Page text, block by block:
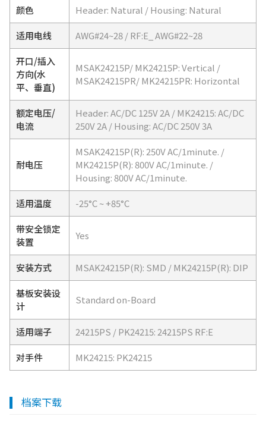
颜色 Header: Natural / Housing: Natural
适用电线 AWG#24~28 / RF:E_ AWG#22~28
开口/插入
方向(水
平、垂直)
MSAK24215P/ MK24215P: Vertical /
MSAK24215PR/ MK24215PR: Horizontal
额定电压/
电流
Header: AC/DC 125V 2A / MK24215: AC/DC
250V 2A / Housing: AC/DC 250V 3A
耐电压
MSAK24215P(R): 250V AC/1minute. /
MK24215P(R): 800V AC/1minute. /
Housing: 800V AC/1minute.
适用温度 -25°C ~ +85°C
带安全锁定
装置
Yes
安装方式 MSAK24215P(R): SMD / MK24215P(R): DIP
基板安装设
计
Standard on-Board
适用端子 24215PS / PK24215: 24215PS RF:E
对手件 MK24215: PK24215
档案下载